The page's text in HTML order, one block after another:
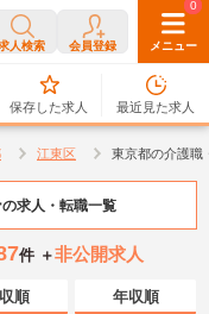
人検索 会員登録 メニュー
0
保存した求人
0
最近見た求人
江東区 東京都の介護職
の求人・転職一覧
件 ＋非公開求人
順 年収順